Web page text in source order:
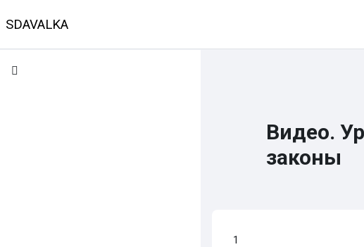
SDAVALKA
Видео.
законы
1